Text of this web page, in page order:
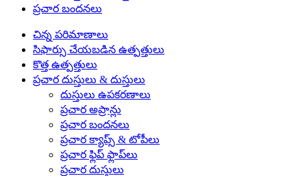
ప్రచార బందనలు
చిన్న పరిమాణాలు
సిఫార్సు చేయబడిన ఉత్పత్తులు
కొత్త ఉత్పత్తులు
ప్రచార దుస్తులు & దుస్తులు
దుస్తులు ఉపకరణాలు
ప్రచార అప్రాన్లు
ప్రచార బందనలు
ప్రచార క్యాప్స్ & టోపీలు
ప్రచార ఫ్లిప్ ఫ్లాప్‌లు
ప్రచార దుస్తులు